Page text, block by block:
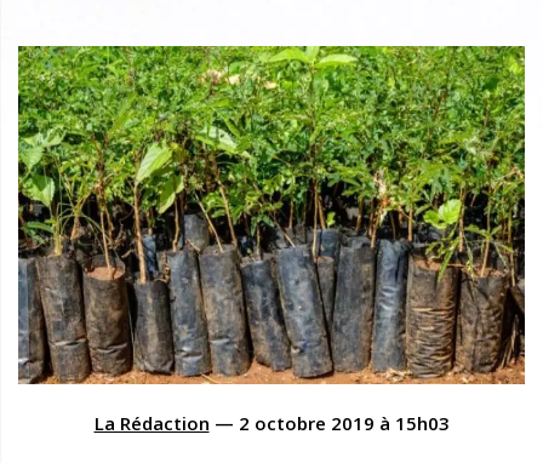
La Rédaction — 2 octobre 2019 à 15h03